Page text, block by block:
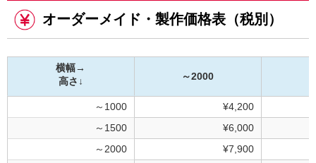
オーダーメイド・製作価格表（税別）
横幅→
高さ↓
～2000
～1000
¥4,200
～1500
¥6,000
～2000
¥7,900